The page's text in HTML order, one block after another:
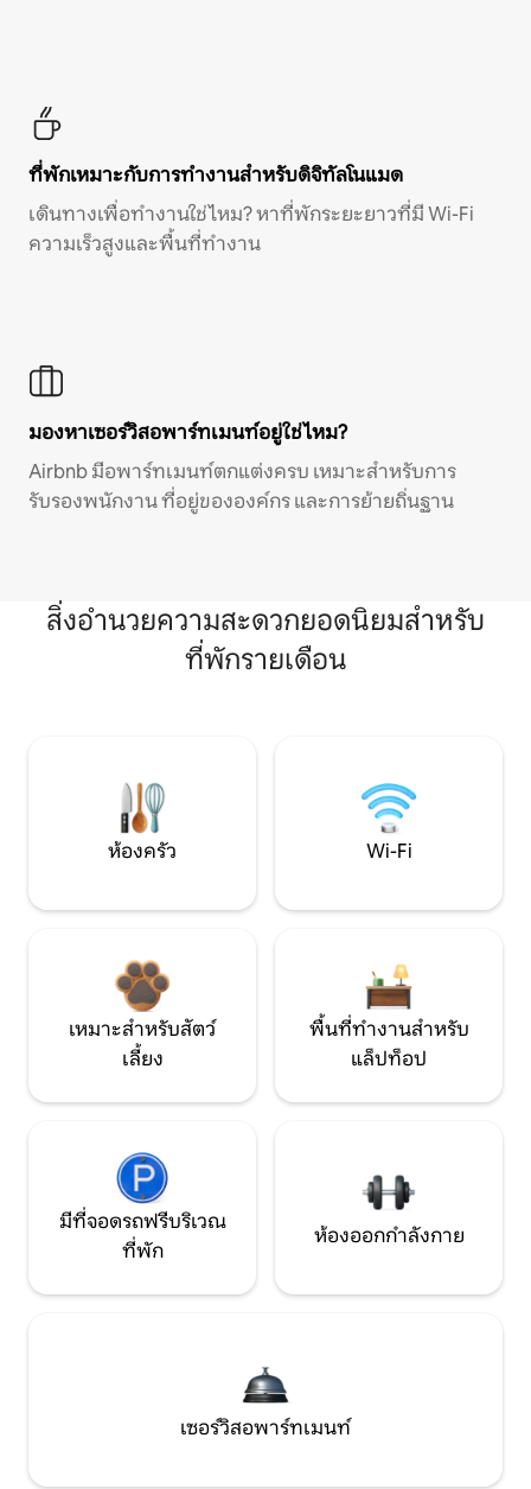
ที่พักเหมาะกับการทำงานสำหรับดิจิทัลโนแมด
เดินทางเพื่อทำงานใช่ไหม? หาที่พักระยะยาวที่มี Wi-Fi
ความเร็วสูงและพื้นที่ทำงาน
มองหาเซอร์วิสอพาร์ทเมนท์อยู่ใช่ไหม?
Airbnb มีอพาร์ทเมนท์ตกแต่งครบ เหมาะสำหรับการ
รับรองพนักงาน ที่อยู่ขององค์กร และการย้ายถิ่นฐาน
สิ่งอำนวยความสะดวกยอดนิยมสำหรับ
ที่พักรายเดือน
ห้องครัว Wi-Fi
เหมาะสำหรับสัตว์
เลี้ยง
พื้นที่ทำงานสำหรับ
แล็ปท็อป
มีที่จอดรถฟรีบริเวณ
ที่พัก
ห้องออกกำลังกาย
เซอร์วิสอพาร์ทเมนท์